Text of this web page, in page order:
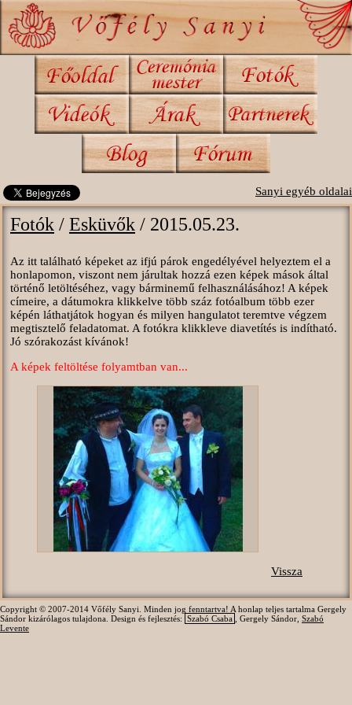
Sanyi egyéb oldalai
Fotók / Esküvők / 2015.05.23.
Az itt található képeket az ifjú párok engedélyével helyeztem el a
honlapomon, viszont nem járultak hozzá ezen képek mások által
történő letöltéséhez, vagy bárminemű felhasználásához! A képek
címeire, a dátumokra klikkelve több száz fotóalbum több ezer
képén láthatjátok hogyan és milyen hangulatot teremtve végzem
megtisztelő feladatomat. A fotókra klikkleve diavetítés is indítható.
Jó szórakozást kívánok!
A képek feltöltése folyamtban van...
Vissza
Copyright © 2007-2014 Vőfély Sanyi. Minden jog fenntartva! A honlap teljes tartalma Gergely
Sándor kizárólagos tulajdona. Design és fejlesztés: Szabó Csaba , Gergely Sándor, Szabó
Levente